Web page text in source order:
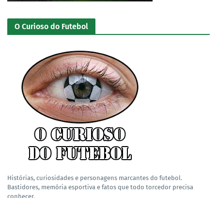
O Curioso do Futebol
Histórias, curiosidades e personagens marcantes do futebol.
Bastidores, memória esportiva e fatos que todo torcedor precisa
conhecer.